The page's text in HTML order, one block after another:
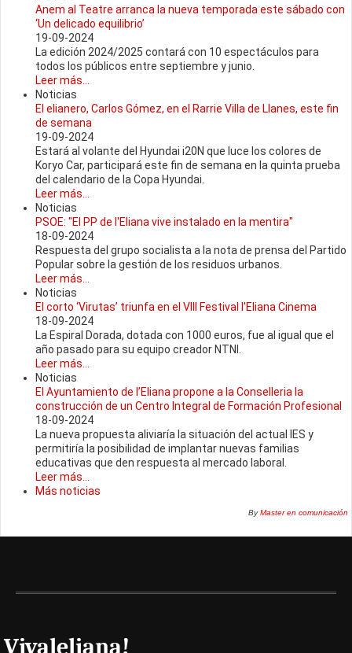
Anem al Teatre arranca la nueva temporada este sábado con
‘Un delicado equilibrio’
19-09-2024
La edición 2024/2025 contará con 10 espectáculos para
todos los públicos entre septiembre y junio.
Leer más...
Noticias
El elianero, Carlos Gómez, en el Rarrie Villa de Llanes, este fin
de semana
19-09-2024
Estará al volante del Hyundai i20N que luce los colores de
Koryo Car, participará este fin de semana en la quinta prueba
del calendario de la Copa Hyundai.
Leer más...
Noticias
PSOE: "El PP de l'Eliana vive instalado en la mentira"
18-09-2024
Respuesta del grupo socialista a la nota de prensa del Partido
Popular sobre la gestión de los residuos urbanos.
Leer más...
Noticias
El corto ‘Virutas’ triunfa en el VIII Festival l'Eliana Cinema
18-09-2024
La Espiral Dorada, dotada con 1000 euros, fue al igual que el
año pasado para su equipo creador NTNI.
Leer más...
Noticias
El Ayuntamiento de l’Eliana propone a la Conselleria la
construcción de un Centro Integral de Formación Profesional
18-09-2024
La nueva propuesta aliviaría la situación del actual IES y
permitiría la posibilidad de implantar nuevas familias
educativas que den respuesta al mercado laboral.
Leer más...
Más noticias
ByMaster en comunicación
Vivaleliana!